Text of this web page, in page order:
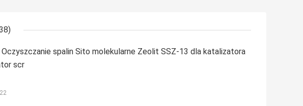
spalin Sito molekularne Zeolit ​​SSZ-13 dla katalizatora
scr